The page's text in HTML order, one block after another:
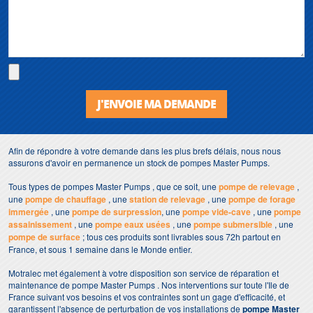
J'ENVOIE MA DEMANDE
Afin de répondre à votre demande dans les plus brefs délais, nous nous
assurons d'avoir en permanence un stock de pompes Master Pumps.
Tous types de pompes Master Pumps , que ce soit, unepompe de relevage ,
unepompe de chauffage , unestation de relevage , unepompe de forage
immergée , unepompe de surpression, unepompe vide-cave , unepompe
assainissement , unepompe eaux usées , unepompe submersible , une
pompe de surface ; tous ces produits sont livrables sous 72h partout en
France, et sous 1 semaine dans le Monde entier.
Motralec met également à votre disposition son service de réparation et
maintenance de pompe Master Pumps . Nos interventions sur toute l'Ile de
France suivant vos besoins et vos contraintes sont un gage d'efficacité, et
garantissent l'absence de perturbation de vos installations depompe Master